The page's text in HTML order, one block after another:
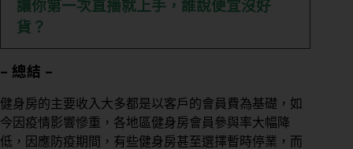
讓你第一次直播就上手，誰說便宜沒好
貨？
– 總結 –
健身房的主要收入大多都是以客戶的會員費為基礎，如
今因疫情影響慘重，各地區健身房會員參與率大幅降
低，因應防疫期間 ，有些健身房甚至選擇暫時停業，而
金
流